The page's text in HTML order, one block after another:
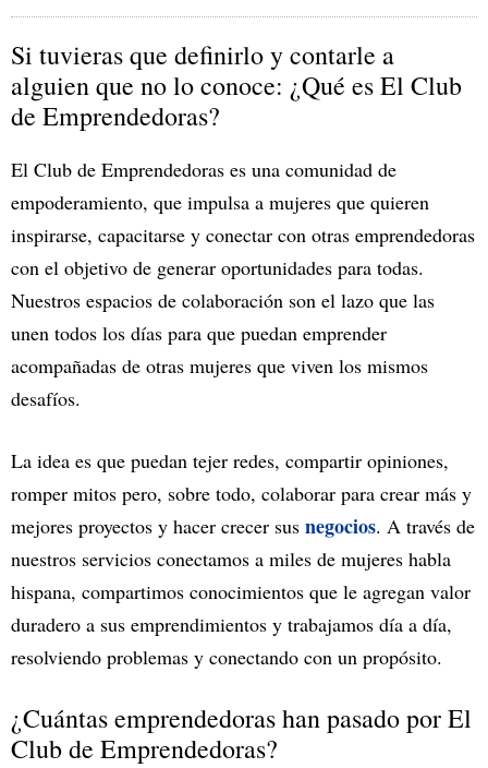
Si tuvieras que definirlo y contarle a
alguien que no lo conoce: ¿Qué es El Club
de Emprendedoras?
El Club de Emprendedoras es una comunidad de
empoderamiento, que impulsa a mujeres que quieren
inspirarse, capacitarse y conectar con otras emprendedoras
con el objetivo de generar oportunidades para todas.
Nuestros espacios de colaboración son el lazo que las
unen todos los días para que puedan emprender
acompañadas de otras mujeres que viven los mismos
desafíos.
La idea es que puedan tejer redes, compartir opiniones,
romper mitos pero, sobre todo, colaborar para crear más y
mejores proyectos y hacer crecer sus negocios. A través de
nuestros servicios conectamos a miles de mujeres habla
hispana, compartimos conocimientos que le agregan valor
duradero a sus emprendimientos y trabajamos día a día,
resolviendo problemas y conectando con un propósito.
¿Cuántas emprendedoras han pasado por El
Club de Emprendedoras?